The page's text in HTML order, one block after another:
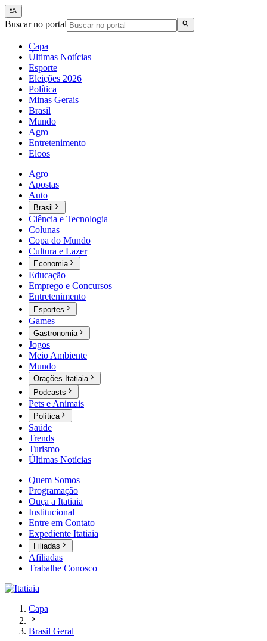
Buscar no portal
Capa
Últimas Notícias
Esporte
Eleições 2026
Política
Minas Gerais
Brasil
Mundo
Agro
Entretenimento
Eloos
Agro
Apostas
Auto
Brasil
Ciência e Tecnologia
Colunas
Copa do Mundo
Cultura e Lazer
Economia
Educação
Emprego e Concursos
Entretenimento
Esportes
Games
Gastronomia
Jogos
Meio Ambiente
Mundo
Orações Itatiaia
Podcasts
Pets e Animais
Política
Saúde
Trends
Turismo
Últimas Notícias
Quem Somos
Programação
Ouça a Itatiaia
Institucional
Entre em Contato
Expediente Itatiaia
Filiadas
Afiliadas
Trabalhe Conosco
Capa
Brasil Geral